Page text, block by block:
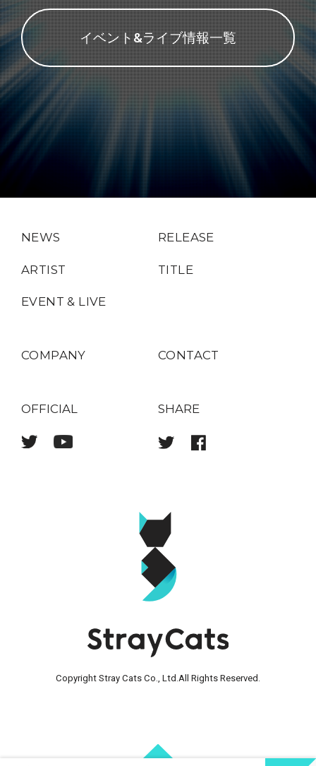
イベント&ライブ情報一覧
NEWS RELEASE
ARTIST TITLE
EVENT & LIVE
COMPANY CONTACT
OFFICIAL SHARE
Copyright Stray Cats Co., Ltd. All Rights Reserved.